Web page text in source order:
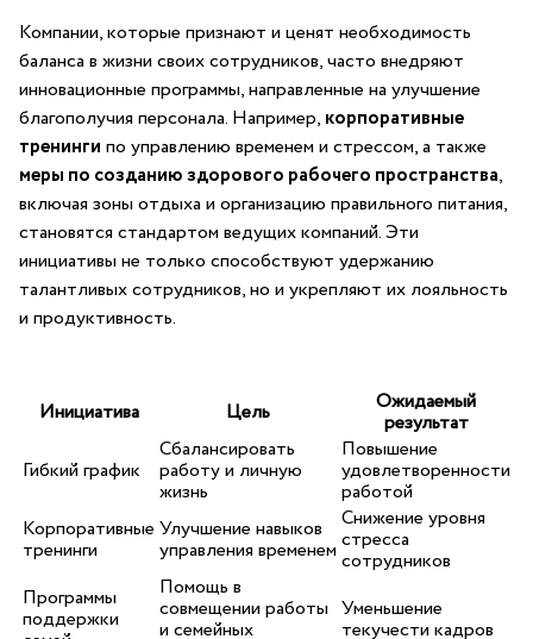
Компании, которые признают и ценят ⁤необходимость
баланса⁣ в жизни своих сотрудников,‍ часто внедряют
инновационные программы, ⁢направленные ⁢на ⁢улучшение
благополучия персонала. Например, корпоративные ​
тренинги по управлению ​временем ​и стрессом, а также
меры по созданию здорового рабочего⁤ пространства,
включая зоны отдыха​ и ⁣организацию​ правильного питания,
становятся стандартом ‍ведущих компаний. Эти
инициативы не только способствуют удержанию
талантливых сотрудников, но и укрепляют их лояльность
и продуктивность.
Инициатива Цель Ожидаемый
результат
Гибкий график
Сбалансировать‌
работу и личную
жизнь
Повышение⁤
удовлетворенности
работой
Корпоративные​
тренинги
Улучшение ‍навыков
управления временем
Снижение уровня
стресса​
сотрудников
Программы
‍поддержки
Помощь в
‍совмещении работы
и семейных
Уменьшение
текучести⁤ кадров